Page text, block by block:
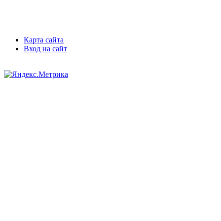
Карта сайта
Вход на сайт